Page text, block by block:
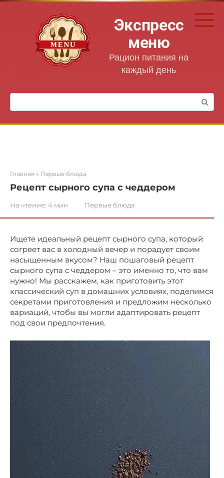
Перейти
Экспресс
меню
Рацион питания на
каждый день
Поиск:
Главная » Первые блюда
Рецепт сырного супа с чеддером
На чтение: 4 мин Первые блюда
Ищете идеальный рецепт сырного супа, который
согреет вас в холодный вечер и порадует своим
насыщенным вкусом? Наш пошаговый рецепт
сырного супа с чеддером – это именно то, что вам
нужно! Мы расскажем, как приготовить этот
классический суп в домашних условиях, поделимся
секретами приготовления и предложим несколько
вариаций, чтобы вы могли адаптировать рецепт
под свои предпочтения.